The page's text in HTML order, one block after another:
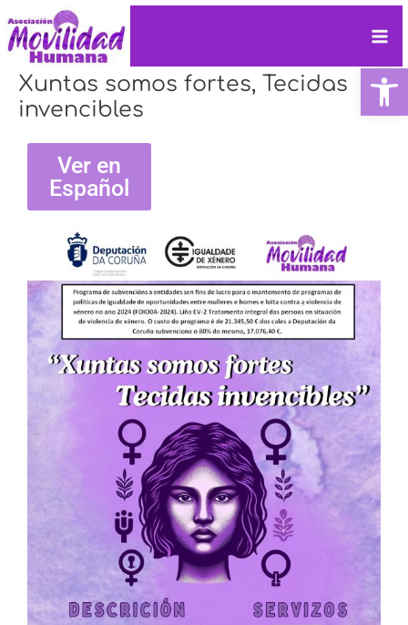
al
contenido
Xuntas somos fortes, Tecidas
invencibles
Ver en
Español